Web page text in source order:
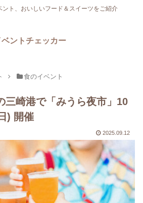
ント、おいしいフード＆スイーツをご紹介
ベントチェッカー
食のイベント
三崎港で「みうら夜市」10
) 開催
2025.09.12